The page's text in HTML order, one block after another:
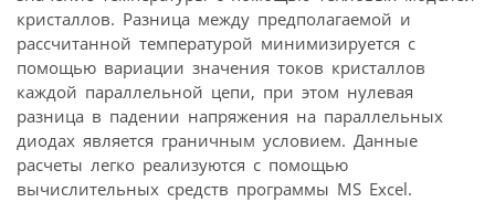
кристаллов. Разница между предполагаемой и
рассчитанной температурой минимизируется с
помощью вариации значения токов кристаллов
каждой параллельной цепи, при этом нулевая
разница в падении напряжения на параллельных
диодах является граничным условием. Данные
расчеты легко реализуются с помощью
вычислительных средств программы MS Excel.